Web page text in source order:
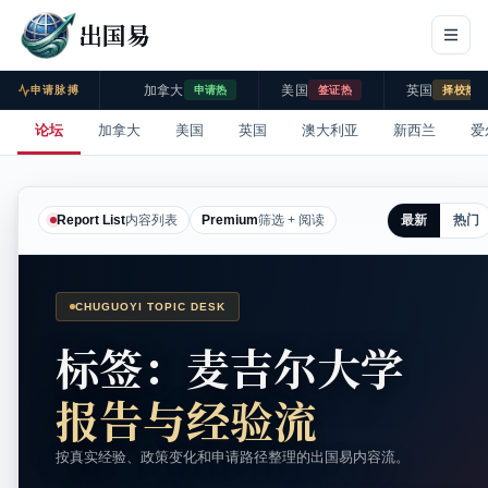
出国易
申请脉搏 加拿大 申请热 美国 签证热 英国 择校热
论坛 加拿大 美国 英国 澳大利亚 新西兰 爱
Report List内容列表 Premium筛选 + 阅读 最新 热门
CHUGUOYI TOPIC DESK
标签：麦吉尔大学
报告与经验流
按真实经验、政策变化和申请路径整理的出国易内容流。